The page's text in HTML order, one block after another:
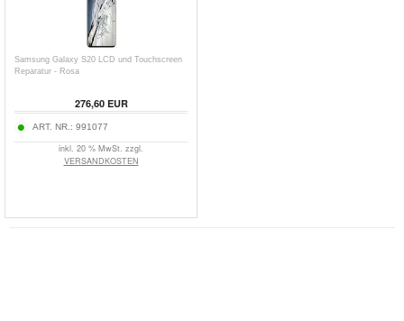
Samsung Galaxy S20 LCD und Touchscreen
Reparatur - Rosa
276,60 EUR
ART. NR.: 991077
inkl. 20 % MwSt. zzgl.
VERSANDKOSTEN